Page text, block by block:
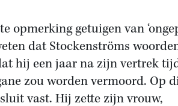
opmerking getuigen van
dat Stockenströms
hij een jaar na zijn vertrek
zou worden vermoord. Op
vast. Hij zette zijn vrouw,